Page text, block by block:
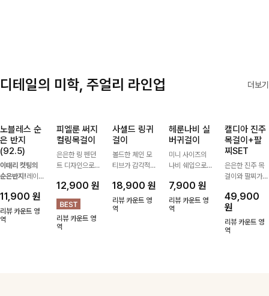
디테일의 미학, 주얼리 라인업 더보기
노블레스 순
은 반지
(92.5)
이태리 컷팅의
순은반지!레이
반지에요!고급스
러운 컬러감과
디테일로 강추에
11,900 원
리뷰 카운트 영
역
피엘룬 써지
컬링목걸이
은은한 링 펜던
트 디자인으로
써지컬스틸 소재
로 변색 걱정 없
이 데일리로 착
용하기 좋아요-
12,900 원
리뷰 카운트 영
역
사셀드 링귀
걸이
볼드한 체인 모
티브가 감각적인
는 귀걸이- 심플
하면서도 존재감
있는 디자인으로
18,900원
리뷰 카운트 영
역
헤룬나비 실
버귀걸이
미니 사이즈의
나비 쉐입으로
내어줄 이어링,
과하지 않은 포
인트가 되어줘
7,900 원
리뷰 카운트 영
역
캘디아 진주
목걸이+팔
찌SET
은은한 진주 목
걸이와 팔찌가
한 번에 완성도
높은 스타일링을
연출해주는 아이
템 🤍 데일리룩
49,900
원
리뷰 카운트 영
역